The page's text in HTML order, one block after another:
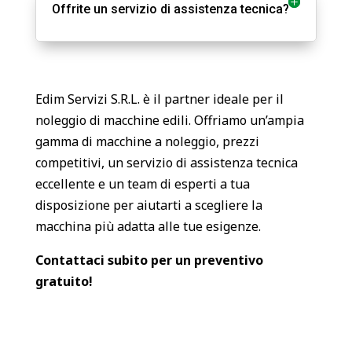
Offrite un servizio di assistenza tecnica?
Edim Servizi S.R.L. è il partner ideale per il
noleggio di macchine edili. Offriamo un’ampia
gamma di macchine a noleggio, prezzi
competitivi, un servizio di assistenza tecnica
eccellente e un team di esperti a tua
disposizione per aiutarti a scegliere la
macchina più adatta alle tue esigenze.
Contattaci subito per un preventivo
gratuito!